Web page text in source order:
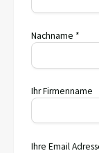
Nachname *
Ihr Firmenname
Ihre Email